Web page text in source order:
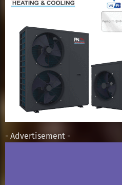
- Advertisement -